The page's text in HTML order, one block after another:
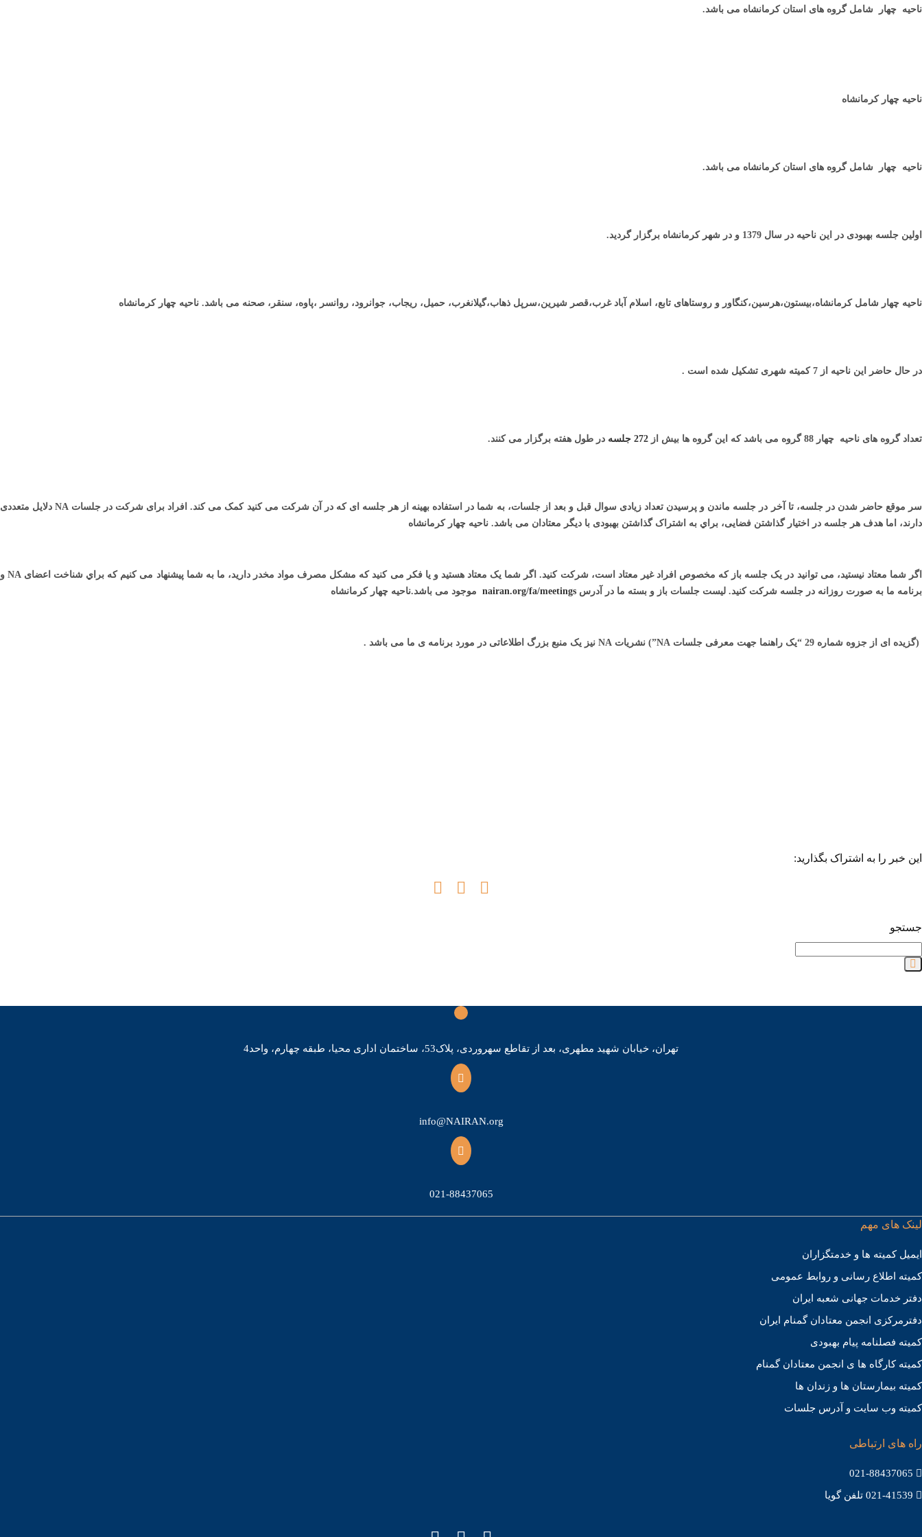
ناحيه چهار شامل گروه های استان کرمانشاه می باشد.
ناحیه چهار کرمانشاه
ناحيه چهار شامل گروه های استان کرمانشاه می باشد.
اولين جلسه بهبودی در اين ناحيه در سال 1379 و در شهر کرمانشاه برگزار گرديد.
ناحیه چهار شامل کرمانشاه،بیستون،هرسین،کنگاور و روستاهای تابع، اسلام آباد غرب،قصر شیرین،سرپل ذهاب،گیلانغرب، حمیل، ریجاب، جوانرود، روانسر ،پاوه، سنقر، صحنه می باشد. ناحیه چهار کرمانشاه
در حال حاضر اين ناحيه از 7 کميته شهری تشکيل شده است .
تعداد گروه های ناحيه چهار 88 گروه می باشد که اين گروه ها بيش از 272 جلسه در طول هفته برگزار می کنند.
سر موقع حاضر شدن در جلسه، تا آخر در جلسه ماندن و پرسيدن تعداد زيادی سوال قبل و بعد از جلسات، به شما در استفاده بهينه از هر جلسه ای که در آن شرکت می کنيد کمک می کند. افراد برای شرکت در جلسات
دلايل متعددی
دارند، اما هدف هر جلسه در اختيار گذاشتن فضايی، براي به اشتراک گذاشتن بهبودی با ديگر معتادان می باشد. ناحیه چهار کرمانشاه
اگر شما معتاد نيستيد، می توانید در يک جلسه باز که مخصوص افراد غير معتاد است، شرکت کنيد. اگر شما يک معتاد هستيد و يا فکر می کنيد که مشکل مصرف مواد مخدر داريد، ما به شما پيشنهاد می کنيم که براي شناخت اعضای
و
برنامه ما به صورت روزانه در جلسه شرکت کنيد. لیست جلسات باز و بسته ما در آدرس nairan.org/fa/meetings موجود می باشد.ناحیه چهار کرمانشاه
(گزيده ای از جزوه شماره 29 “يک راهنما جهت معرفی جلسات نشريات نيز يک منبع بزرگ اطلاعاتی در مورد برنامه ی ما می باشد .
این خبر را به اشتراک بگذارید:
جستجو
تهران، خیابان شهید مطهری، بعد از تقاطع سهروردی، پلاک53، ساختمان اداری محیا، طبقه چهارم، واحد4
info@NAIRAN.org
021-88437065
لینک های مهم
ایمیل کمیته ها و خدمتگزاران
کميته اطلاع رسانی و روابط عمومی
دفتر خدمات جهانی شعبه ايران
دفترمرکزی انجمن معتادان گمنام ایران
کمیته فصلنامه پیام بهبودی
کمیته کارگاه ها ی انجمن معتادان گمنام
کمیته بیمارستان ها و زندان ها
کمیته وب سایت و آدرس جلسات
راه های ارتباطی